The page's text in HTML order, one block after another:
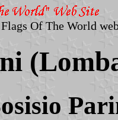
Of The World